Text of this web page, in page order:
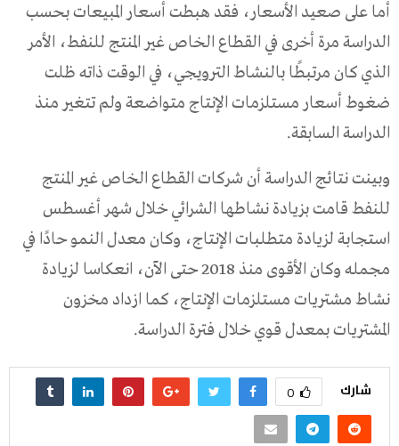
أما على صعيد الأسعار، فقد هبطت أسعار المبيعات بحسب
الدراسة مرة أخرى في القطاع الخاص غير المنتج للنفط، الأمر
الذي كان مرتبطًا بالنشاط الترويجي، في الوقت ذاته ظلت
ضغوط أسعار مستلزمات الإنتاج متواضعة ولم تتغير منذ
الدراسة السابقة.
وبينت نتائج الدراسة أن شركات القطاع الخاص غير المنتج
للنفط قامت بزيادة نشاطها الشرائي خلال شهر أغسطس
استجابة لزيادة متطلبات الإنتاج، وكان معدل النمو حادًا في
مجمله وكان الأقوى منذ 2018 حتى الآن، انعكاسا لزيادة
نشاط مشتريات مستلزمات الإنتاج، كما ازداد مخزون
المشتريات بمعدل قوي خلال فترة الدراسة.
شارك 0